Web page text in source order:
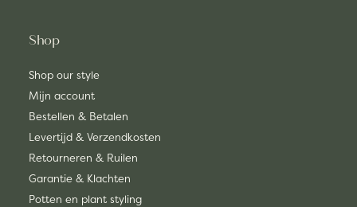
Shop
Shop our style
Mijn account
Bestellen & Betalen
Levertijd & Verzendkosten
Retourneren & Ruilen
Garantie & Klachten
Potten en plant styling